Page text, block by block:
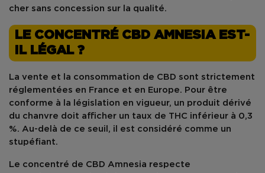
cher sans concession sur la qualité.
LE CONCENTRÉ CBD AMNESIA EST-
IL LÉGAL ?
La vente et la consommation de CBD sont strictement
réglementées en France et en Europe. Pour être
conforme à la législation en vigueur, un produit dérivé
du chanvre doit afficher un taux de THC inférieur à 0,3
%. Au-delà de ce seuil, il est considéré comme un
stupéfiant.
Le concentré de CBD Amnesia respecte